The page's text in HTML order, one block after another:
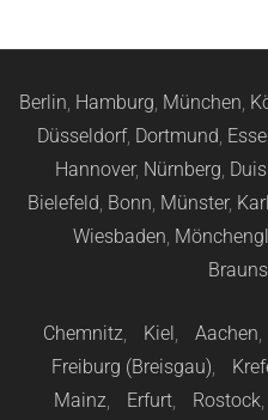
Berlin, Hamburg, München,
Düsseldorf, Dortmund,
Hannover, Nürnberg,
Bielefeld, Bonn, Münster,
Wiesbaden,
Chemnitz, Kiel, Aachen,
Freiburg (Breisgau),
Mainz, Erfurt, Rostock,